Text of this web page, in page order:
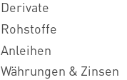
Derivate
Rohstoffe
Anleihen
Währungen & Zinsen